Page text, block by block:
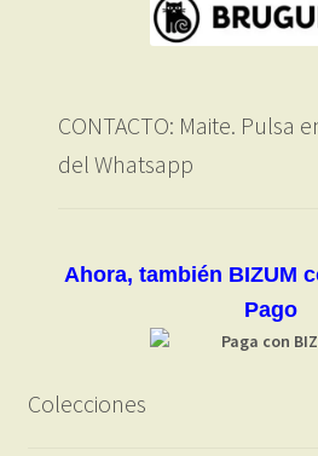
CONTACTO: Maite. Pulsa
del Whatsapp
Ahora, también BIZUM
Pago
Colecciones